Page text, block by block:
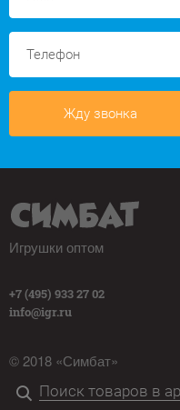
Жду звонка
Игрушки оптом
+7 (495) 933 27 02
info@igr.ru
© 2018 «Симбат»